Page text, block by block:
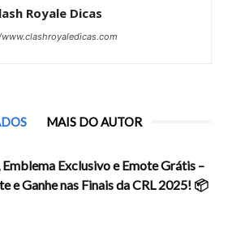
Royale Dicas
MAIS DO AUTOR
Emblema Exclusivo e Emote Grátis –
e Ganhe nas Finais da CRL 2025! 📦